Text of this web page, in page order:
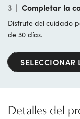
3 | Completar la
Disfrute del cuidado
de 30 días.
SELECCIONAR
Detalles del